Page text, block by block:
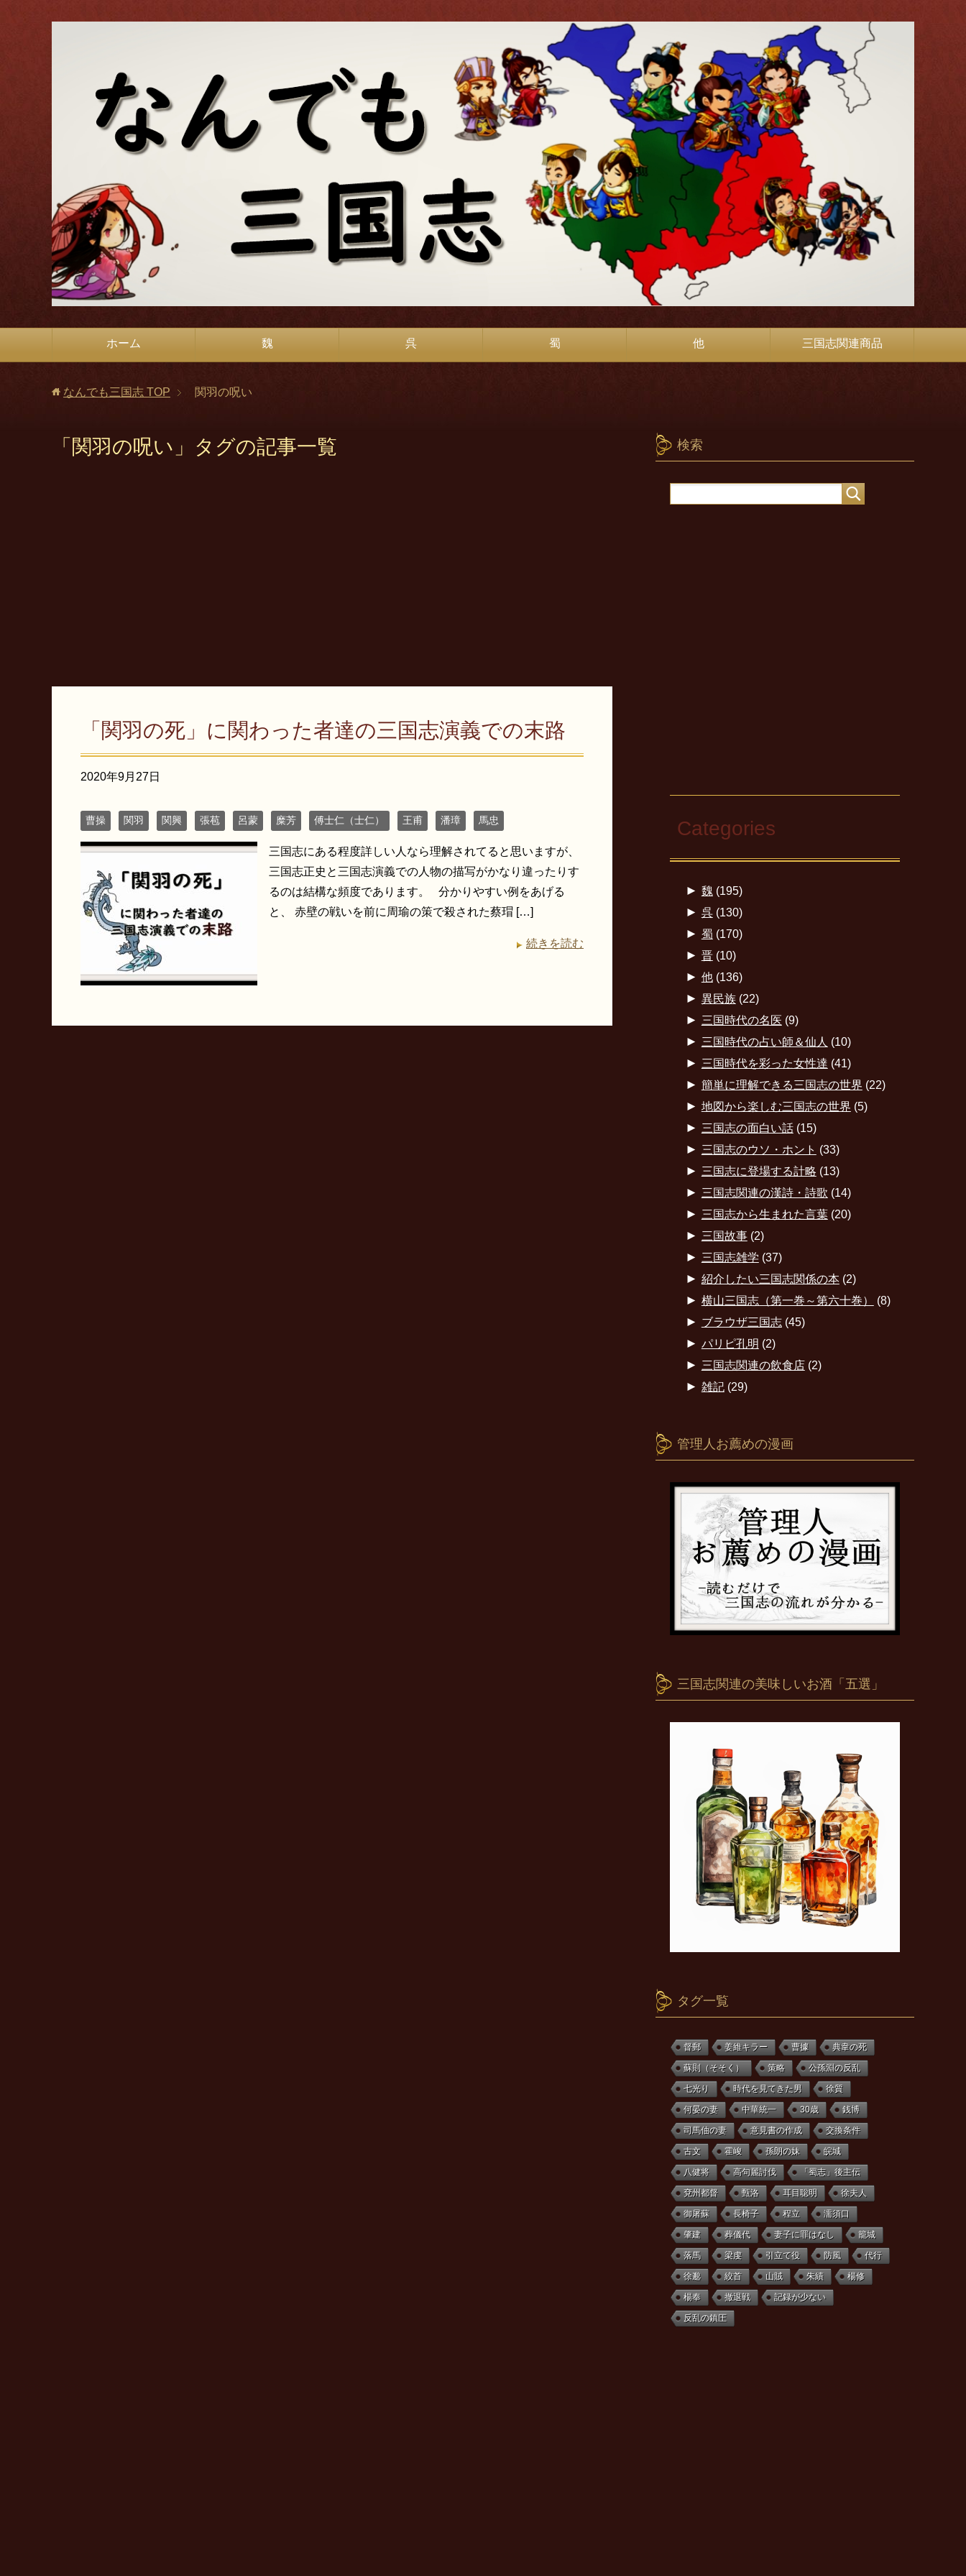
ホーム 魏 呉 蜀 他 三国志関連商品
なんでも三国志 TOP 関羽の呪い
「関羽の呪い」タグの記事一覧
「関羽の死」に関わった者達の三国志演義での末路
2020年9月27日
曹操 関羽 関興 張苞 呂蒙 糜芳 傅士仁（士仁） 王甫 潘璋 馬忠
三国志にある程度詳しい人なら理解されてると思いますが、
三国志正史と三国志演義での人物の描写がかなり違ったりす
るのは結構な頻度であります。 分かりやすい例をあげる
と、 赤壁の戦いを前に周瑜の策で殺された蔡瑁 […]
続きを読む
検索
Categories
► 魏 (195)
► 呉(130)
► 蜀 (170)
► 晋(10)
► 他(136)
► 異民族(22)
► 三国時代の名医 (9)
► 三国時代の占い師＆仙人 (10)
► 三国時代を彩った女性達 (41)
► 簡単に理解できる三国志の世界 (22)
► 地図から楽しむ三国志の世界 (5)
► 三国志の面白い話(15)
► 三国志のウソ・ホント (33)
► 三国志に登場する計略 (13)
► 三国志関連の漢詩・詩歌 (14)
► 三国志から生まれた言葉(20)
► 三国故事(2)
► 三国志雑学 (37)
► 紹介したい三国志関係の本(2)
► 横山三国志（第一巻～第六十巻） (8)
► ブラウザ三国志(45)
► パリピ孔明 (2)
► 三国志関連の飲食店(2)
► 雑記(29)
管理人お薦めの漫画
三国志関連の美味しいお酒「五選」
タグ一覧
督郵 姜維キラー 曹據 典韋の死
蘇則（そそく） 策略 公孫淵の反乱
七光り 時代を見てきた男 徐質
何晏の妻 中華統一 30歳 銭博
司馬伷の妻 意見書の作成 交換条件
古文 霍峻 孫朗の妹 皖城
八健将 高句麗討伐 「蜀志」後主伝
兗州都督 甄洛 耳目聡明 徐夫人
御屠蘇 長椅子 程立 濡須口
肇建 葬儀代 妻子に罪はなし 籠城
落馬 梁虔 引立て役 防風 代行
徐邈 絞首 山賊 朱績 楊修
楊奉 撤退戦 記録が少ない
反乱の鎮圧